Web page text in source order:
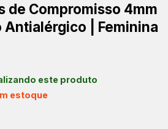
de Compromisso 4mm
Antialérgico | Feminina
este produto
estoque